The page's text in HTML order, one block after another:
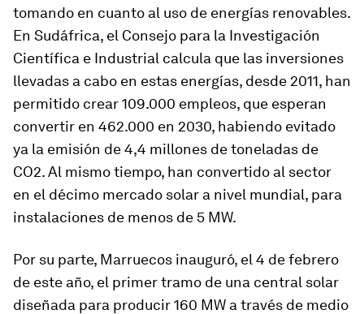
tomando en cuanto al uso de energías renovables.
En Sudáfrica, el Consejo para la Investigación
Científica e Industrial calcula que las inversiones
llevadas a cabo en estas energías, desde 2011, han
permitido crear 109.000 empleos, que esperan
convertir en 462.000 en 2030, habiendo evitado
ya la emisión de 4,4 millones de toneladas de
CO2. Al mismo tiempo, han convertido al sector
en el décimo mercado solar a nivel mundial, para
instalaciones de menos de 5 MW.
Por su parte, Marruecos inauguró, el 4 de febrero
de este año, el primer tramo de una central solar
diseñada para producir 160 MW a través de medio